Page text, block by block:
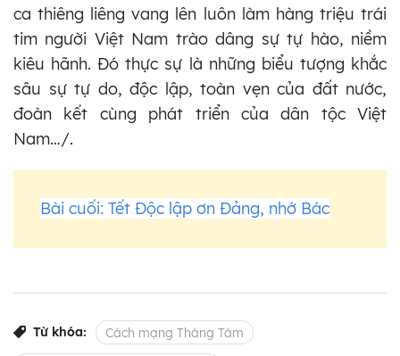
ca thiêng liêng vang lên luôn làm hàng triệu trái
tim người Việt Nam trào dâng sự tự hào, niềm
kiêu hãnh. Đó thực sự là những biểu tượng khắc
sâu sự tự do, độc lập, toàn vẹn của đất nước,
đoàn kết cùng phát triển của dân tộc Việt
Nam…/.
Bài cuối: Tết Độc lập ơn Đảng, nhớ Bác
Từ khóa: Cách mạng Tháng Tám